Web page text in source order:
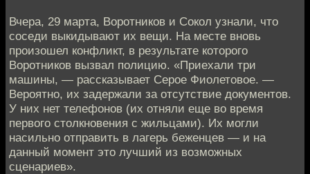
Вчера, 29 марта, Воротников и Сокол узнали, что
соседи выкидывают их вещи. На месте вновь
произошел конфликт, в результате которого
Воротников вызвал полицию. «Приехали три
машины, — рассказывает Серое Фиолетовое. —
Вероятно, их задержали за отсутствие документов.
У них нет телефонов (их отняли еще во время
первого столкновения с жильцами). Их могли
насильно отправить в лагерь беженцев — и на
данный момент это лучший из возможных
сценариев».